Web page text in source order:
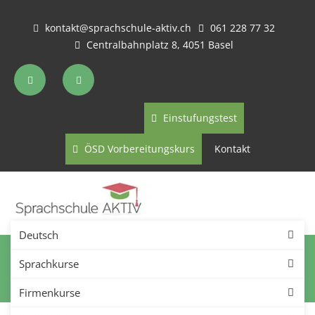
kontakt@sprachschule-aktiv.ch
061 228 77 32
Centralbahnplatz 8, 4051 Basel
Einstufungstest
ÖSD Vorbereitungskurs Kontakt
Deutsch
Sprachkurse
Firmenkurse